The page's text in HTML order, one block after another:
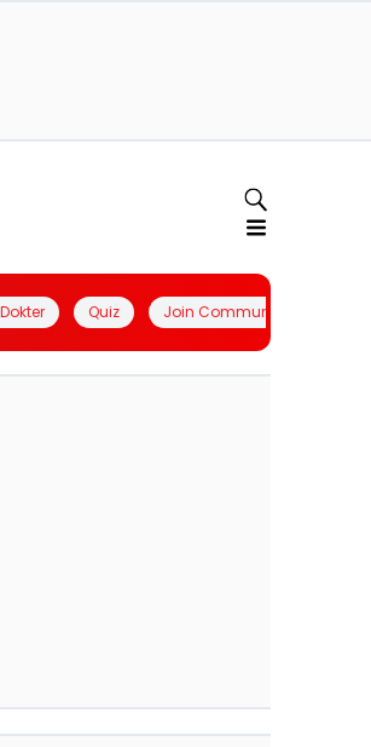
Quiz Join Community